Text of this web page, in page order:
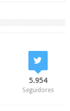
5.954
Seguidores